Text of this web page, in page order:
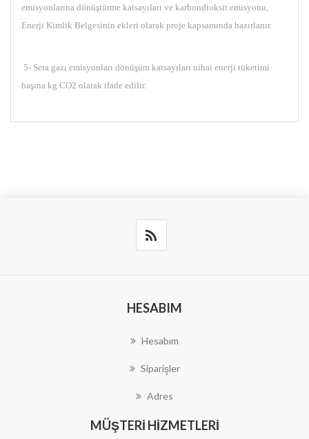
emisyonlarına dönüştürme katsayıları ve karbondioksit emisyonu,
Enerji Kimlik Belgesinin ekleri olarak proje kapsamında hazırlanır.
5- Sera gazı emisyonları dönüşüm katsayıları nihai enerji tüketimi
başına kg CO2 olarak ifade edilir.
HESABIM
Hesabım
Siparişler
Adres
MÜŞTERI HIZMETLERI